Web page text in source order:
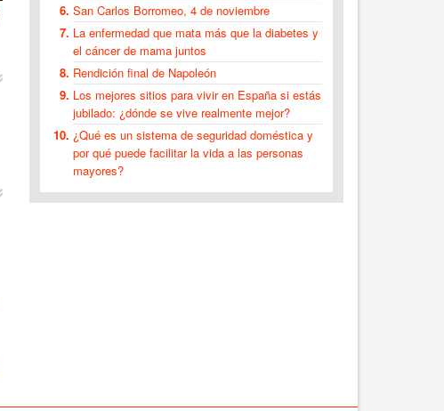
San Carlos Borromeo, 4 de noviembre
La enfermedad que mata más que la diabetes y
el cáncer de mama juntos
Rendición final de Napoleón
Los mejores sitios para vivir en España si estás
jubilado: ¿dónde se vive realmente mejor?
¿Qué es un sistema de seguridad doméstica y
por qué puede facilitar la vida a las personas
mayores?